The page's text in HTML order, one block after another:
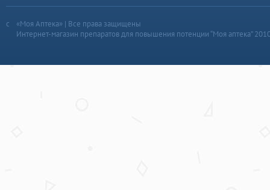
«Моя Аптека» | Все права защищены
Интернет-магазин препаратов для повышения потенции “Моя аптека”